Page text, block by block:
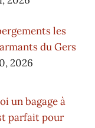
les
du Gers
2026
un bagage à
parfait pour